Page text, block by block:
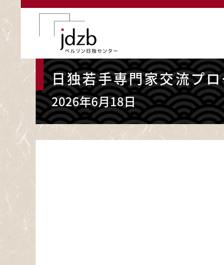
メインコンテンツに移動
ホーム MEDIACENTER
日独若手専門家交流プ
2026年6月18日